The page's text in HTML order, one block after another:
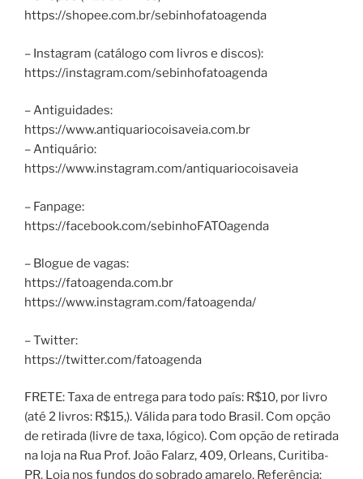
https://shopee.com.br/sebinhofatoagenda
– Instagram (catálogo com livros e discos):
https://instagram.com/sebinhofatoagenda
– Antiguidades:
https://www.antiquariocoisaveia.com.br
– Antiquário:
https://www.instagram.com/antiquariocoisaveia
– Fanpage:
https://facebook.com/sebinhoFATOagenda
– Blogue de vagas:
https://fatoagenda.com.br
https://www.instagram.com/fatoagenda/
– Twitter:
https://twitter.com/fatoagenda
FRETE: Taxa de entrega para todo país: R$10, por livro
(até 2 livros: R$15,). Válida para todo Brasil. Com opção
de retirada (livre de taxa, lógico). Com opção de retirada
na loja na Rua Prof. João Falarz, 409, Orleans, Curitiba-
PR. Loja nos fundos do sobrado amarelo. Referência: